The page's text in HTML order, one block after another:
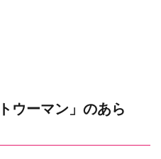
ウーマン」のあら